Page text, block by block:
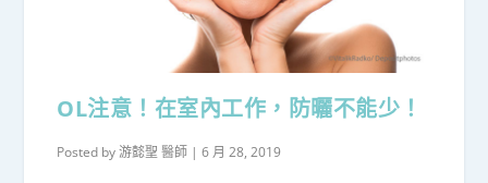
OL注意！在室內工作，防曬不能少！
Posted by游懿聖 醫師 |6 月 28, 2019